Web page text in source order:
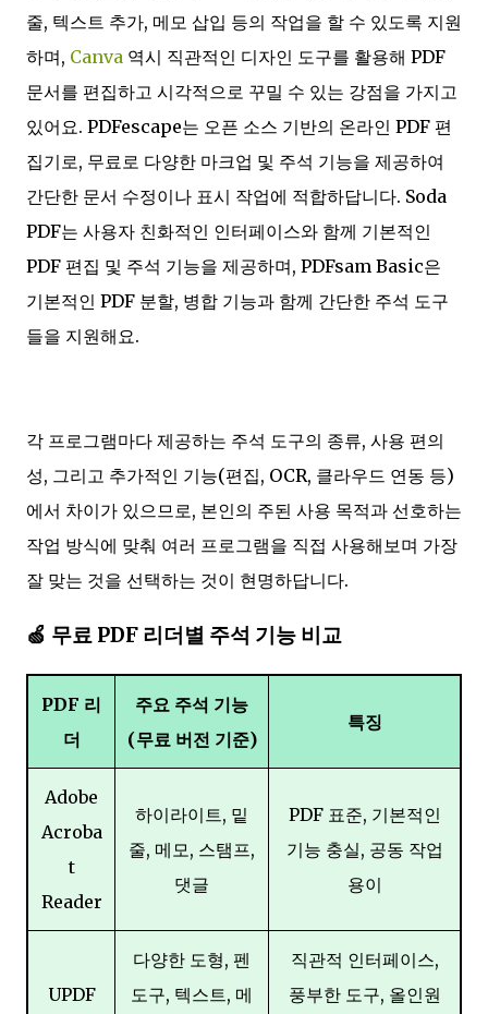
줄, 텍스트 추가, 메모 삽입 등의 작업을 할 수 있도록 지원
하며, Canva 역시 직관적인 디자인 도구를 활용해 PDF
문서를 편집하고 시각적으로 꾸밀 수 있는 강점을 가지고
있어요. PDFescape는 오픈 소스 기반의 온라인 PDF 편
집기로, 무료로 다양한 마크업 및 주석 기능을 제공하여
간단한 문서 수정이나 표시 작업에 적합하답니다. Soda
PDF는 사용자 친화적인 인터페이스와 함께 기본적인
PDF 편집 및 주석 기능을 제공하며, PDFsam Basic은
기본적인 PDF 분할, 병합 기능과 함께 간단한 주석 도구
들을 지원해요.
각 프로그램마다 제공하는 주석 도구의 종류, 사용 편의
성, 그리고 추가적인 기능(편집, OCR, 클라우드 연동 등)
에서 차이가 있으므로, 본인의 주된 사용 목적과 선호하는
작업 방식에 맞춰 여러 프로그램을 직접 사용해보며 가장
잘 맞는 것을 선택하는 것이 현명하답니다.
🍏 무료 PDF 리더별 주석 기능 비교
PDF 리
더
주요 주석 기능
(무료 버전 기준)
특징
Adobe
Acroba
t
Reader
하이라이트, 밑
줄, 메모, 스탬프,
댓글
PDF 표준, 기본적인
기능 충실, 공동 작업
용이
UPDF
다양한 도형, 펜
도구, 텍스트, 메
직관적 인터페이스,
풍부한 도구, 올인원